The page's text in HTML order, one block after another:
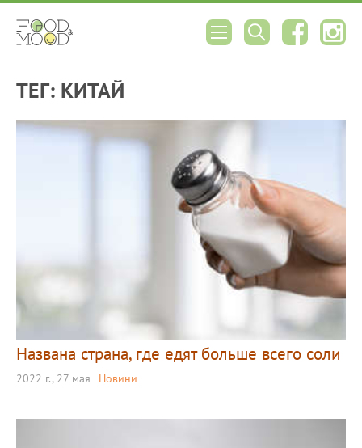
ТЕГ: КИТАЙ
Названа страна, где едят больше всего соли
2022 г., 27 мая Новини